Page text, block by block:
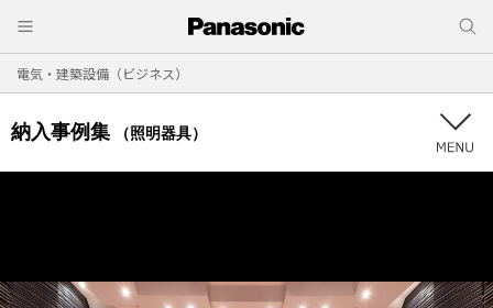
電気・建築設備（ビジネス）
納入事例集 （照明器具）